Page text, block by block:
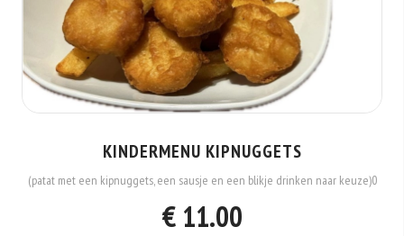
KINDERMENU KIPNUGGETS
(patat met een kipnuggets, een sausje en een blikje drinken naar keuze)0
€ 11.00